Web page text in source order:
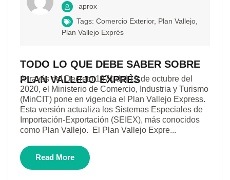
aprox
Tags: Comercio Exterior, Plan Vallejo
Plan Vallejo Exprés
TODO LO QUE DEBE SABER SOBRE
PLAN VALLEJO EXPRÉS
A través del Decreto 1371 del 19 de octubre del
2020, el Ministerio de Comercio, Industria y Turismo
(MinCIT) pone en vigencia el Plan Vallejo Express.
Esta versión actualiza los Sistemas Especiales de
Importación-Exportación (SEIEX), más conocidos
como Plan Vallejo. El Plan Vallejo Expre...
Read More